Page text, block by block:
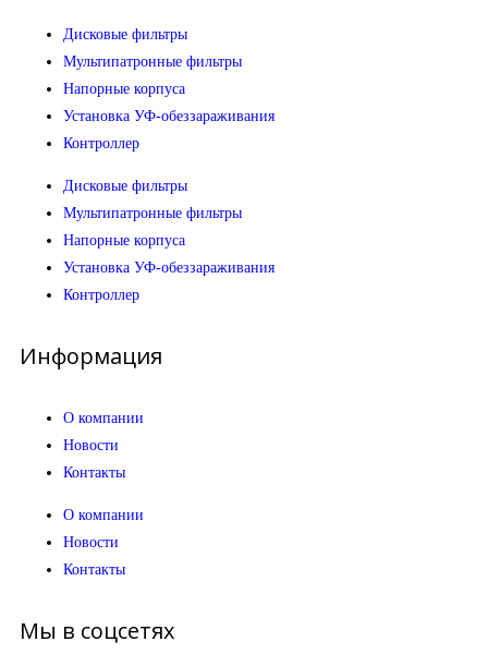
Дисковые фильтры
Мультипатронные фильтры
Напорные корпуса
Установка УФ-обеззараживания
Контроллер
Дисковые фильтры
Мультипатронные фильтры
Напорные корпуса
Установка УФ-обеззараживания
Контроллер
Информация
О компании
Новости
Контакты
О компании
Новости
Контакты
Мы в соцсетях